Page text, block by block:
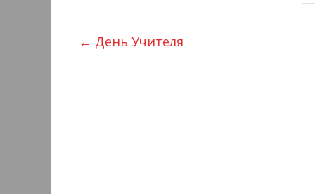
← День Учителя